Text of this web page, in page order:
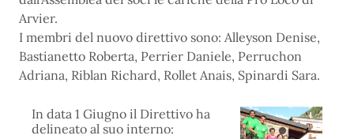
Arvier.
I membri del nuovo direttivo sono: Alleyson Denise,
Bastianetto Roberta, Perrier Daniele, Perruchon
Adriana, Riblan Richard, Rollet Anais, Spinardi Sara.
In data 1 Giugno il Direttivo ha
delineato al suo interno: